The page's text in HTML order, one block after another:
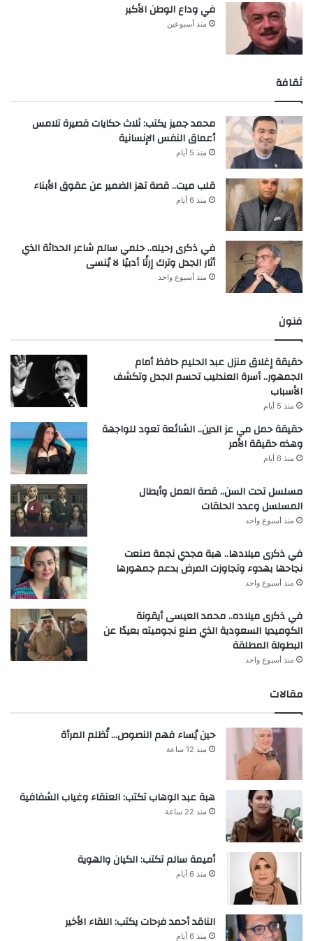
في وداع الوطن الأكبر
منذ أسبوعين
ثقافة
محمد جميز يكتب: ثلاث حكايات قصيرة تلامس
أعماق النفس الإنسانية
منذ 5 أيام
قلب ميت.. قصة تهز الضمير عن عقوق الأبناء
منذ 6 أيام
في ذكرى رحيله.. حلمي سالم شاعر الحداثة الذي
أثار الجدل وترك إرثًا أدبيًا لا يُنسى
منذ أسبوع واحد
فنون
حقيقة إغلاق منزل عبد الحليم حافظ أمام
الجمهور.. أسرة العندليب تحسم الجدل وتكشف
الأسباب
منذ 5 أيام
حقيقة حمل مي عز الدين.. الشائعة تعود للواجهة
وهذه حقيقة الأمر
منذ 6 أيام
مسلسل تحت السن.. قصة العمل وأبطال
المسلسل وعدد الحلقات
منذ أسبوع واحد
في ذكرى ميلادها.. هبة مجدي نجمة صنعت
نجاحها بهدوء وتجاوزت المرض بدعم جمهورها
منذ أسبوع واحد
في ذكرى ميلاده.. محمد العيسى أيقونة
الكوميديا السعودية الذي صنع نجوميته بعيدًا عن
البطولة المطلقة
منذ أسبوع واحد
مقالات
حين يُساء فهم النصوص… تُظلم المرأة
منذ 12 ساعة
هبة عبد الوهاب تكتب: العنقاء وغياب الشفافية
منذ 22 ساعة
أميمة سالم تكتب: الكيان والهوية
منذ 6 أيام
الناقد أحمد فرحات يكتب: اللقاء الأخير
منذ 6 أيام